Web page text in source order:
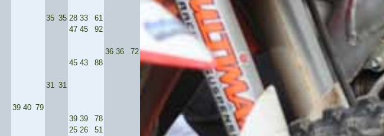
35 35 28 33
61
47 45
92
36 36
72
45 43
88
31 31
39 40 79
39 39
78
25 26
51